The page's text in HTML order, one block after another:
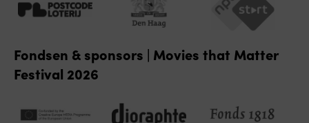
Fondsen & sponsors | Movies that Matter
Festival 2026